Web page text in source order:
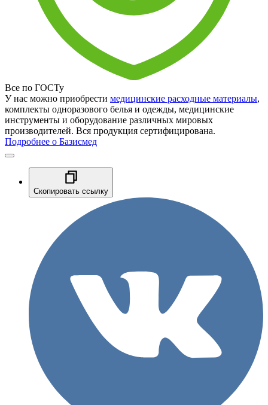
Все по ГОСТу
У нас можно приобрести медицинские расходные материалы,
комплекты одноразового белья и одежды, медицинские
инструменты и оборудование различных мировых
производителей. Вся продукция сертифицирована.
Подробнее о Базисмед
Скопировать ссылку